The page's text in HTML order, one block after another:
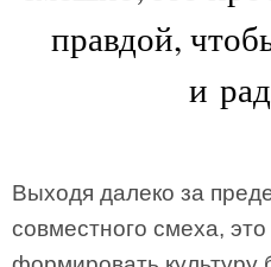
правдой,
и
Выходя далеко за
совместного смеха,